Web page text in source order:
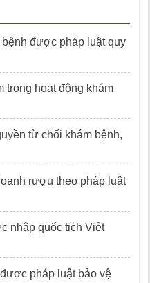
được pháp luật quy
trong hoạt động khám
từ chối khám bệnh,
rượu theo pháp luật
nhập quốc tịch Việt
pháp luật bảo vệ